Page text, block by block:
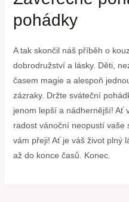
pohádky
A tak ⁤skončil náš ‍příběh o
dobrodružství a ​lásky. ⁢Děti,
časem magie a alespoň
⁣zázraky.⁤ Držte sváteční
jenom lepší a nádhernější! Ať
radost vánoční neopustí vaše
vám přeji! Ať je váš⁢ život plný
až do konce časů. Konec.